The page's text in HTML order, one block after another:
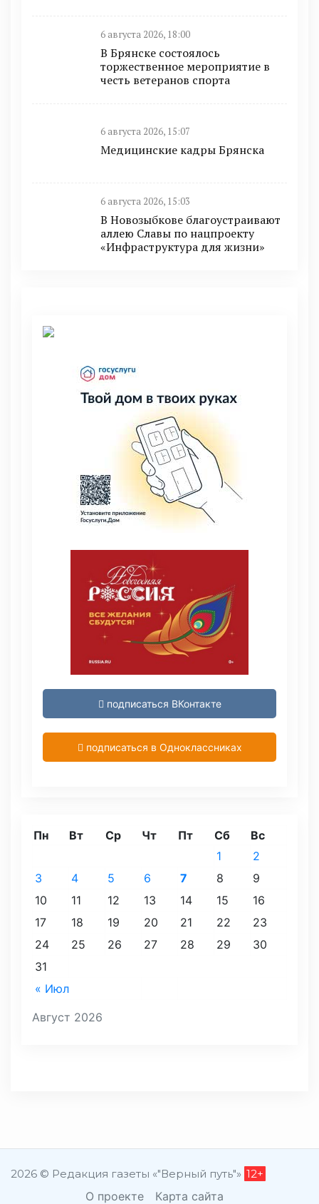
6 августа 2026, 18:00
В Брянске состоялось
торжественное мероприятие в
честь ветеранов спорта
6 августа 2026, 15:07
Медицинские кадры Брянска
6 августа 2026, 15:03
В Новозыбкове благоустраивают
аллею Славы по нацпроекту
«Инфраструктура для жизни»
подписаться ВКонтакте
подписаться в Одноклассниках
Август 2026
Пн Вт Ср Чт Пт Сб Вс
« Июл
1
2
3
4 5 6 7 8
9
10
11 12 13 14 15
16
17
18 19 20 21 22
23
24
25 26 27 28 29
30
31
2026 © Редакция газеты «"Верный путь"» 12+
О проекте Карта сайта